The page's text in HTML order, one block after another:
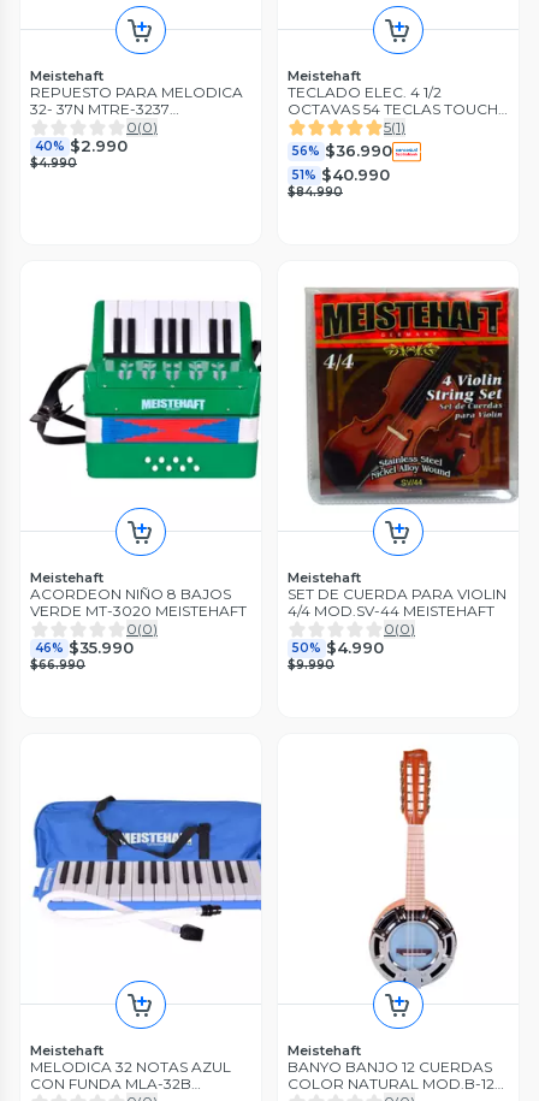
Meistehaft
REPUESTO PARA MELODICA
32- 37N MTRE-3237
MEISTEHAFT 0(0)
40% $2.990
$4.990
Meistehaft
TECLADO ELEC. 4 1/2
OCTAVAS 54 TECLAS TOUCH
MEISTEHAFT 5(1)
56% $36.990
51% $40.990
$84.990
Meistehaft
ACORDEON NIÑO 8 BAJOS
VERDE MT-3020 MEISTEHAFT
0(0)
46% $35.990
$66.990
Meistehaft
SET DE CUERDA PARA VIOLIN
4/4 MOD.SV-44 MEISTEHAFT
0(0)
50% $4.990
$9.990
Meistehaft
MELODICA 32 NOTAS AZUL
CON FUNDA MLA-32B
Meistehaft
BANYO BANJO 12 CUERDAS
COLOR NATURAL MOD.B-12C